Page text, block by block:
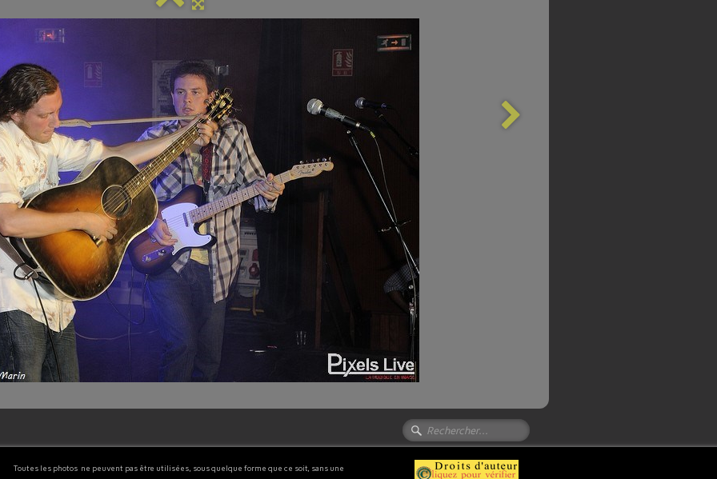
Toutes les photos ne peuvent pas être utilisées, sous quelque forme que ce soit, sans une